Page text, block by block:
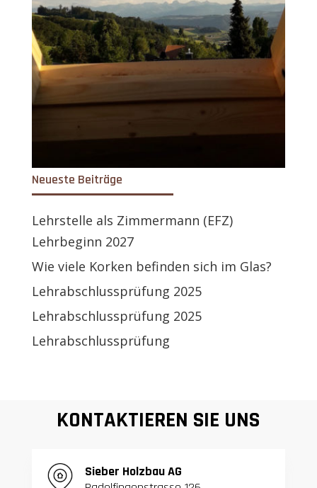
Neueste Beiträge
Lehrstelle als Zimmermann (EFZ)
Lehrbeginn 2027
Wie viele Korken befinden sich im Glas?
Lehrabschlussprüfung 2025
Lehrabschlussprüfung 2025
Lehrabschlussprüfung
KONTAKTIEREN SIE UNS
Sieber Holzbau AG